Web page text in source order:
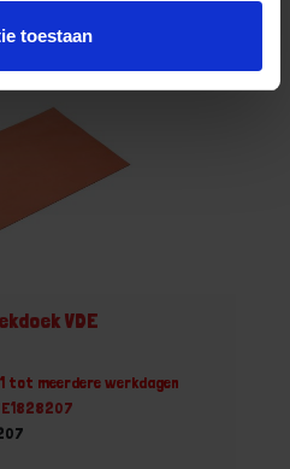
toestaan
VDE
tot meerdere werkdagen